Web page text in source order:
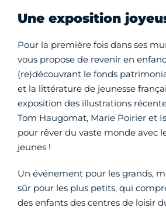
Une exposition
Pour la première fois dans ses
vous propose de revenir en
(re)découvrant le fonds
et la littérature de jeunesse
exposition des illustrations
Tom Haugomat, Marie Poirier et
pour rêver du vaste monde avec
jeunes !
Un événement pour les grands,
sûr pour les plus petits, qui
des enfants des centres de loisir